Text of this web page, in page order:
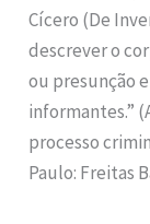
Cícero (De
descrever o
ou presunção
informantes.”
processo
Paulo: Freitas